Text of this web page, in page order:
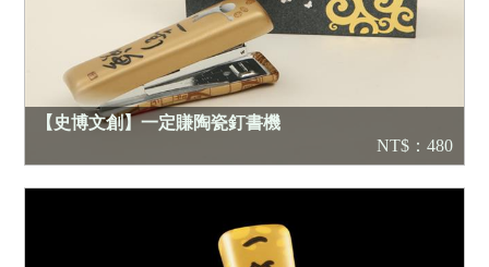
【史博文創】一定賺陶瓷釘書機
NT$：480